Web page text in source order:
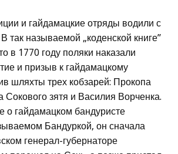
и гайдамацкие отряды водили с
так называемой „коденской книге”
в 1770 году поляки наказали
и призыв к гайдамацкому
шляхты трех кобзарей: Прокопа
Сокового зятя и Василия Ворченка.
о гайдамацком бандуристе
Бандуркой, он сначала
генерал-губернаторе